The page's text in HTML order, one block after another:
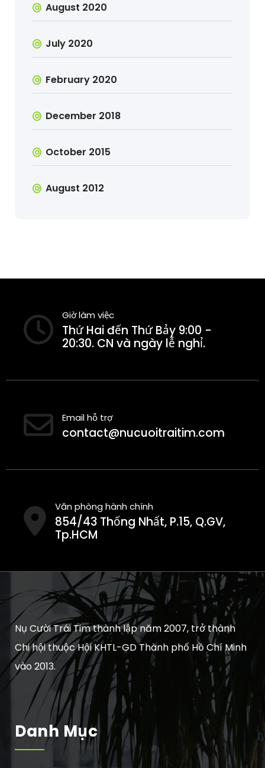
August 2020
July 2020
February 2020
December 2018
October 2015
August 2012
Giờ làm việc
Thứ Hai đến Thứ Bảy 9:00 -
20:30. CN và ngày lễ nghỉ.
Email hỗ trợ
contact@nucuoitraitim.com
Văn phòng hành chính
854/43 Thống Nhất, P.15, Q.GV,
Tp.HCM
Nụ Cười Trái Tim thành lập năm 2007, trở thành
Chi hội thuộc Hội KHTL-GD Thành phố Hồ Chí Minh
vào 2013.
Danh Mục